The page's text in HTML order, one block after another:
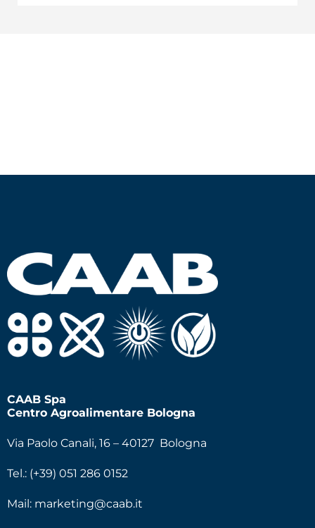
CAAB Spa
Centro Agroalimentare Bologna
Via Paolo Canali, 16 – 40127 Bologna
Tel.: (+39) 051 286 0152
Mail: marketing@caab.it